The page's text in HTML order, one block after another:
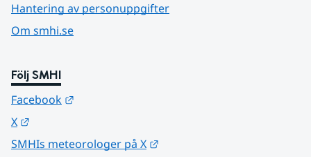
Hantering av personuppgifter
Om smhi.se
Följ SMHI
Facebook
X
SMHIs meteorologer på X